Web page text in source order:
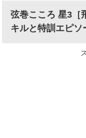
弦巻こころ 星3
キルと特訓エピソ